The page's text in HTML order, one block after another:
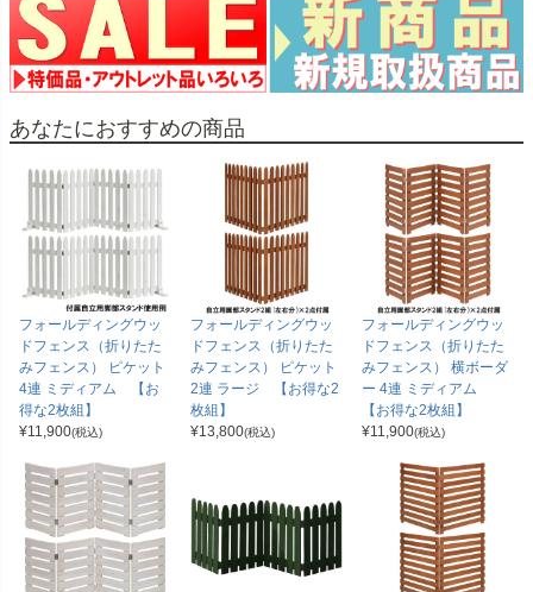
あなたにおすすめの商品
フォールディングウッ
ドフェンス（折りたた
みフェンス） ピケット
4連 ミディアム 【お
得な2枚組】
¥11,900(税込)
フォールディングウッ
ドフェンス（折りたた
みフェンス） ピケット
2連 ラージ 【お得な2
枚組】
¥13,800(税込)
フォールディングウッ
ドフェンス（折りたた
みフェンス） 横ボーダ
ー 4連 ミディアム
【お得な2枚組】
¥11,900(税込)